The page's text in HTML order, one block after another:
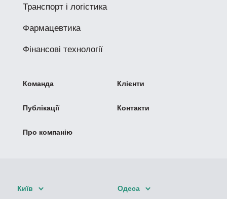
Транспорт і логістика
Фармацевтика
Фінансові технології
Команда Клієнти
Публікації Контакти
Про компанію
Київ Одеса